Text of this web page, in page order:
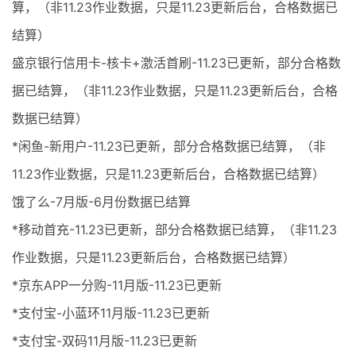
算，（非11.23作业数据，只是11.23更新后台，合格数据已
结算）
盛京银行信用卡-核卡+激活首刷-11.23已更新，部分合格数
据已结算，（非11.23作业数据，只是11.23更新后台，合格
数据已结算）
*闲鱼-新用户-11.23已更新，部分合格数据已结算，（非
11.23作业数据，只是11.23更新后台，合格数据已结算）
饿了么-7月版-6月份数据已结算
*移动首充-11.23已更新，部分合格数据已结算，（非11.23
作业数据，只是11.23更新后台，合格数据已结算）
*京东APP一分购-11月版-11.23已更新
*支付宝-小蓝环11月版-11.23已更新
*支付宝-双码11月版-11.23已更新